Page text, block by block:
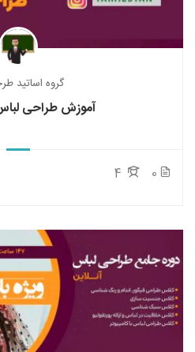
گروه اساتید
آموزش طراحی لباس
0